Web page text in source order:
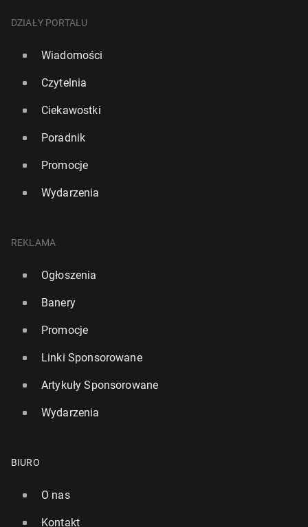
DZIAŁY PORTALU
Wiadomości
Czytelnia
Ciekawostki
Poradnik
Promocje
Wydarzenia
REKLAMA
Ogłoszenia
Banery
Promocje
Linki Sponsorowane
Artykuły Sponsorowane
Wydarzenia
BIURO
O nas
Kontakt